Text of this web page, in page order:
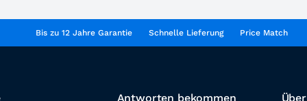
Bis zu 12 Jahre Garantie Schnelle Lieferung Price Match
Antworten bekommen